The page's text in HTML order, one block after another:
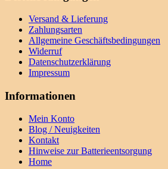
Versand & Lieferung
Zahlungsarten
Allgemeine Geschäftsbedingungen
Widerruf
Datenschutzerklärung
Impressum
Informationen
Mein Konto
Blog / Neuigkeiten
Kontakt
Hinweise zur Batterieentsorgung
Home